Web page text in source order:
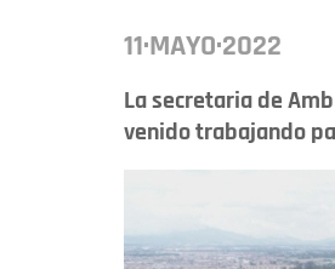
11·MAYO·2022
La secretaria de
venido trabajando